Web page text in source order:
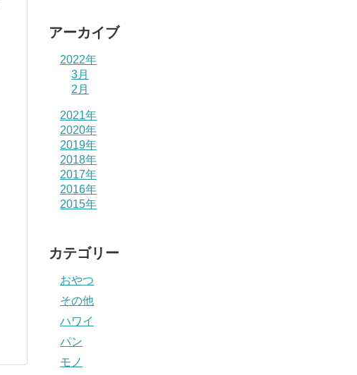
アーカイブ
2022年
3月
2月
2021年
2020年
2019年
2018年
2017年
2016年
2015年
カテゴリー
おやつ
その他
ハワイ
パン
モノ